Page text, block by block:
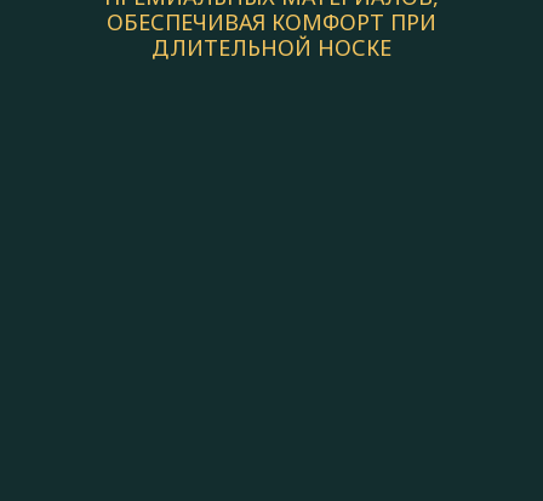
ОБЕСПЕЧИВАЯ КОМФОРТ ПРИ
ДЛИТЕЛЬНОЙ НОСКЕ